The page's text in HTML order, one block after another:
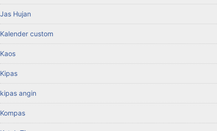
Jas Hujan
Kalender custom
Kaos
Kipas
kipas angin
Kompas